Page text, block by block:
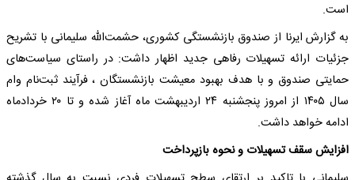
است.
به گزارش ایرنا از صندوق بازنشستگی کشوری، حشمت‌الله سلیمانی با تشریح
جزئیات ارائه تسهیلات رفاهی جدید اظهار داشت: در راستای سیاست‌های
حمایتی صندوق و با هدف بهبود معیشت بازنشستگان ، فرآیند ثبت‌نام وام
سال ۱۴۰۵ از امروز پنجشنبه ۲۴ اردیبهشت ماه آغاز شده و تا ۲۰ خردادماه
ادامه خواهد داشت.
افزایش سقف تسهیلات و نحوه بازپرداخت